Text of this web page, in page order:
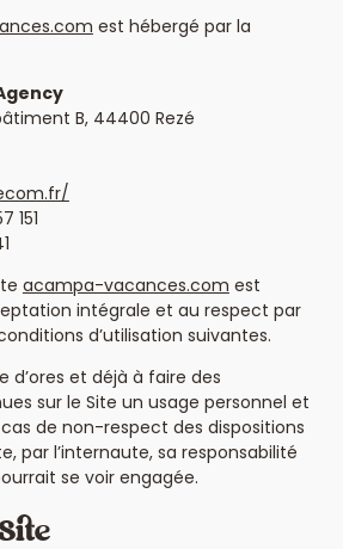
est hébergé par la
B, 44400 Rezé
151
acampa-vacances.com est
intégrale et au respect par
d’utilisation suivantes.
d’ores et déjà à faire des
sur le Site un usage personnel et
de non-respect des dispositions
par l’internaute, sa responsabilité
se voir engagée.